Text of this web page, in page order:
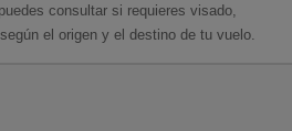
consultar si requieres visado,
el origen y el destino de tu vuelo.